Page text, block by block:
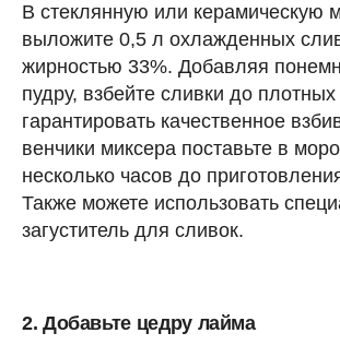
В стеклянную или керамическую
выложите 0,5 л охлажденных
жирностью 33%. Добавляя
пудру, взбейте сливки до
гарантировать качественное
венчики миксера поставьте в
несколько часов до
Также можете использовать
загуститель для сливок.
2. Добавьте цедру лайма